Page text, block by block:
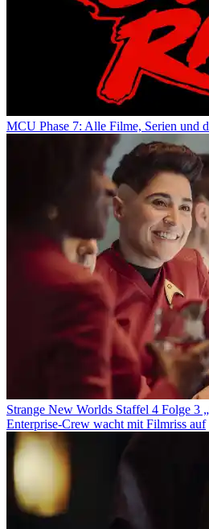
MCU Phase 7: Alle Filme, Serien und
Strange New Worlds Staffel 4 Folge 3
Enterprise-Crew wacht mit Filmriss auf